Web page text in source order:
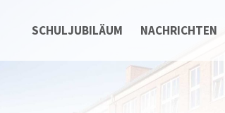
SCHULJUBILÄUM NACHRICHTEN